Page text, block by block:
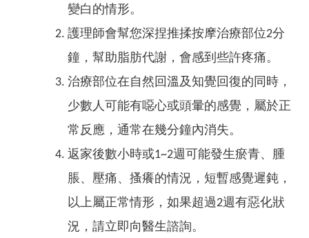
變白的情形。
護理師會幫您深捏推揉按摩治療部位2分
鐘，幫助脂肪代謝，會感到些許疼痛。
治療部位在自然回溫及知覺回復的同時，
少數人可能有噁心或頭暈的感覺，屬於正
常反應，通常在幾分鐘內消失。
返家後數小時或1~2週可能發生瘀青、腫
脹、壓痛、搔癢的情況，短暫感覺遲鈍，
以上屬正常情形，如果超過2週有惡化狀
況，請立即向醫生諮詢。